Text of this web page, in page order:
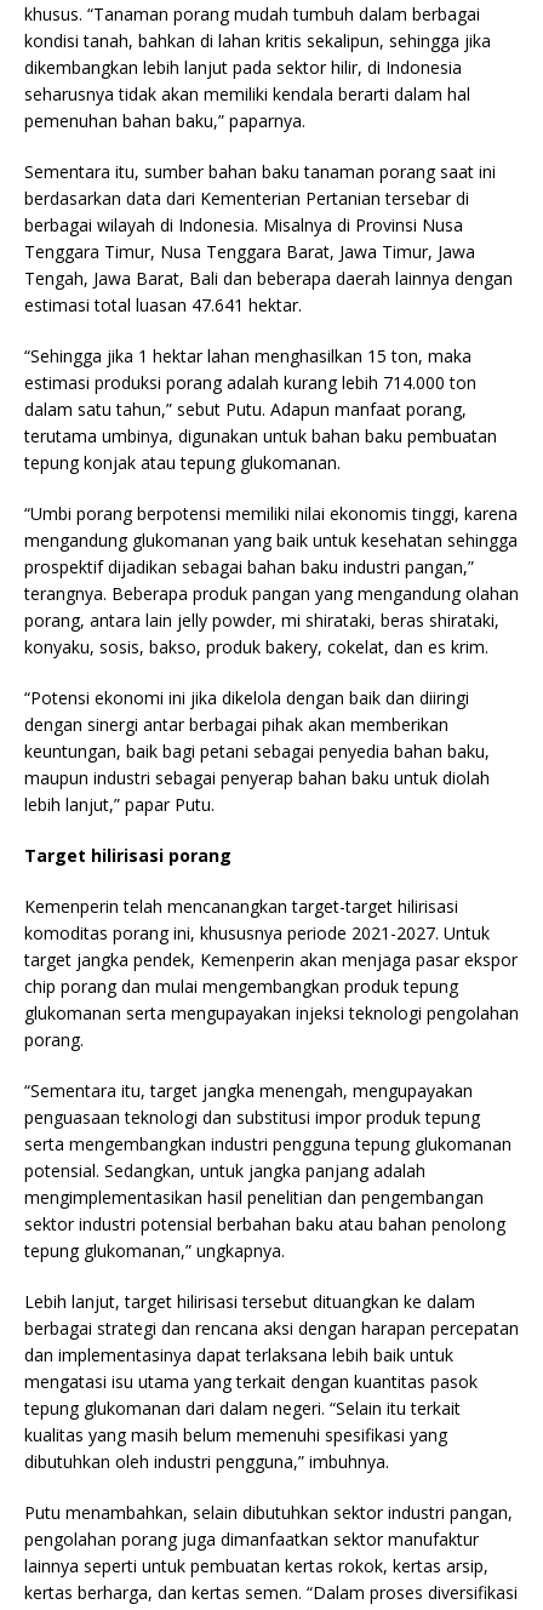
khusus. “Tanaman porang mudah tumbuh dalam berbagai
kondisi tanah, bahkan di lahan kritis sekalipun, sehingga jika
dikembangkan lebih lanjut pada sektor hilir, di Indonesia
seharusnya tidak akan memiliki kendala berarti dalam hal
pemenuhan bahan baku,” paparnya.
Sementara itu, sumber bahan baku tanaman porang saat ini
berdasarkan data dari Kementerian Pertanian tersebar di
berbagai wilayah di Indonesia. Misalnya di Provinsi Nusa
Tenggara Timur, Nusa Tenggara Barat, Jawa Timur, Jawa
Tengah, Jawa Barat, Bali dan beberapa daerah lainnya dengan
estimasi total luasan 47.641 hektar.
“Sehingga jika 1 hektar lahan menghasilkan 15 ton, maka
estimasi produksi porang adalah kurang lebih 714.000 ton
dalam satu tahun,” sebut Putu. Adapun manfaat porang,
terutama umbinya, digunakan untuk bahan baku pembuatan
tepung konjak atau tepung glukomanan.
“Umbi porang berpotensi memiliki nilai ekonomis tinggi, karena
mengandung glukomanan yang baik untuk kesehatan sehingga
prospektif dijadikan sebagai bahan baku industri pangan,”
terangnya. Beberapa produk pangan yang mengandung olahan
porang, antara lain jelly powder, mi shirataki, beras shirataki,
konyaku, sosis, bakso, produk bakery, cokelat, dan es krim.
“Potensi ekonomi ini jika dikelola dengan baik dan diiringi
dengan sinergi antar berbagai pihak akan memberikan
keuntungan, baik bagi petani sebagai penyedia bahan baku,
maupun industri sebagai penyerap bahan baku untuk diolah
lebih lanjut,” papar Putu.
Target hilirisasi porang
Kemenperin telah mencanangkan target-target hilirisasi
komoditas porang ini, khususnya periode 2021-2027. Untuk
target jangka pendek, Kemenperin akan menjaga pasar ekspor
chip porang dan mulai mengembangkan produk tepung
glukomanan serta mengupayakan injeksi teknologi pengolahan
porang.
“Sementara itu, target jangka menengah, mengupayakan
penguasaan teknologi dan substitusi impor produk tepung
serta mengembangkan industri pengguna tepung glukomanan
potensial. Sedangkan, untuk jangka panjang adalah
mengimplementasikan hasil penelitian dan pengembangan
sektor industri potensial berbahan baku atau bahan penolong
tepung glukomanan,” ungkapnya.
Lebih lanjut, target hilirisasi tersebut dituangkan ke dalam
berbagai strategi dan rencana aksi dengan harapan percepatan
dan implementasinya dapat terlaksana lebih baik untuk
mengatasi isu utama yang terkait dengan kuantitas pasok
tepung glukomanan dari dalam negeri. “Selain itu terkait
kualitas yang masih belum memenuhi spesifikasi yang
dibutuhkan oleh industri pengguna,” imbuhnya.
Putu menambahkan, selain dibutuhkan sektor industri pangan,
pengolahan porang juga dimanfaatkan sektor manufaktur
lainnya seperti untuk pembuatan kertas rokok, kertas arsip,
kertas berharga, dan kertas semen. “Dalam proses diversifikasi